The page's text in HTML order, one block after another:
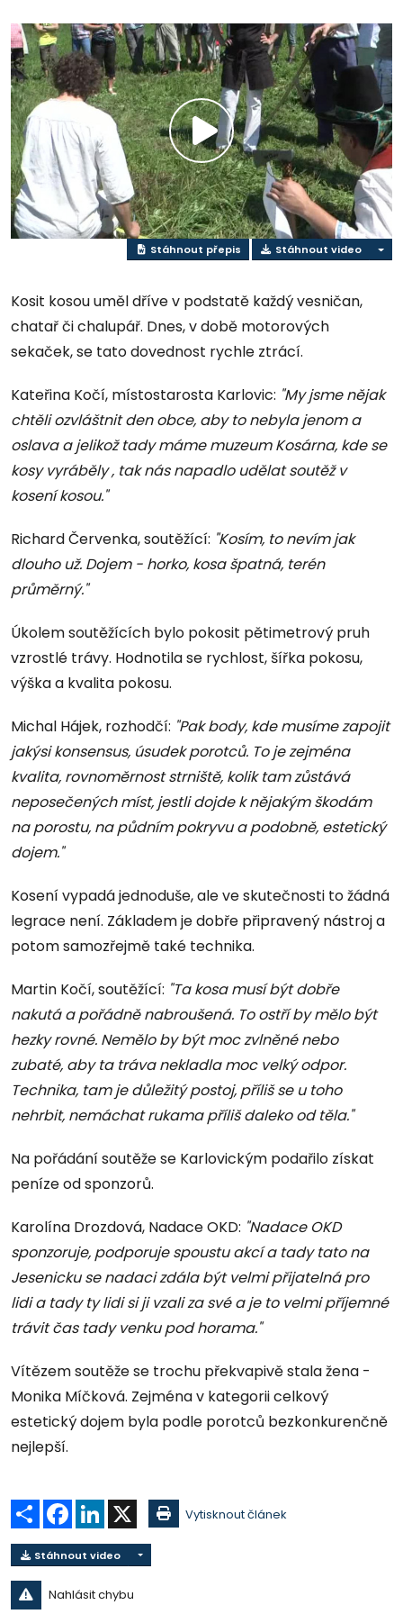
Přehrát
video
Stáhnout přepis Stáhnout video
Kosit kosou uměl dříve v podstatě každý vesničan,
chatař či chalupář. Dnes, v době motorových
sekaček, se tato dovednost rychle ztrácí.
Kateřina Kočí, místostarosta Karlovic: "My jsme nějak
chtěli ozvláštnit den obce, aby to nebyla jenom a
oslava a jelikož tady máme muzeum Kosárna, kde se
kosy vyráběly , tak nás napadlo udělat soutěž v
kosení kosou."
Richard Červenka, soutěžící: "Kosím, to nevím jak
dlouho už. Dojem - horko, kosa špatná, terén
průměrný."
Úkolem soutěžících bylo pokosit pětimetrový pruh
vzrostlé trávy. Hodnotila se rychlost, šířka pokosu,
výška a kvalita pokosu.
Michal Hájek, rozhodčí: "Pak body, kde musíme zapojit
jakýsi konsensus, úsudek porotců. To je zejména
kvalita, rovnoměrnost strniště, kolik tam zůstává
neposečených míst, jestli dojde k nějakým škodám
na porostu, na půdním pokryvu a podobně, estetický
dojem."
Kosení vypadá jednoduše, ale ve skutečnosti to žádná
legrace není. Základem je dobře připravený nástroj a
potom samozřejmě také technika.
Martin Kočí, soutěžící: "Ta kosa musí být dobře
nakutá a pořádně nabroušená. To ostří by mělo být
hezky rovné. Nemělo by být moc zvlněné nebo
zubaté, aby ta tráva nekladla moc velký odpor.
Technika, tam je důležitý postoj, příliš se u toho
nehrbit, nemáchat rukama příliš daleko od těla."
Na pořádání soutěže se Karlovickým podařilo získat
peníze od sponzorů.
Karolína Drozdová, Nadace OKD: "Nadace OKD
sponzoruje, podporuje spoustu akcí a tady tato na
Jesenicku se nadaci zdála být velmi přijatelná pro
lidi a tady ty lidi si ji vzali za své a je to velmi příjemné
trávit čas tady venku pod horama."
Vítězem soutěže se trochu překvapivě stala žena -
Monika Míčková. Zejména v kategorii celkový
estetický dojem byla podle porotců bezkonkurenčně
nejlepší.
Sdílet Facebook
LinkedIn Vytisknout článek
Stáhnout video
Nahlásit chybu